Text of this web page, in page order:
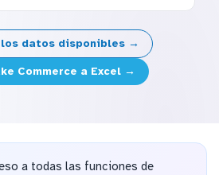
datos disponibles →
Commerce a Excel →
a todas las funciones de